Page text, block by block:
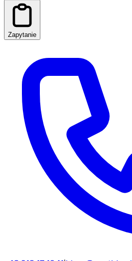
Zapytanie